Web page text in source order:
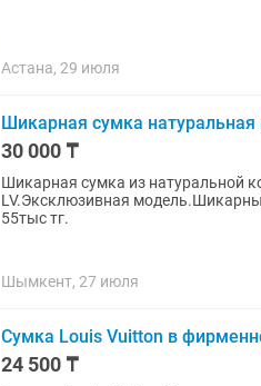
Астана, 29 июля
Шикарная сумка
30 000 ₸
Шикарная сумка из натуральной
LV.Эксклюзивная
55тыс тг.
Шымкент, 27 июля
Сумка Louis Vuitton в
24 500 ₸